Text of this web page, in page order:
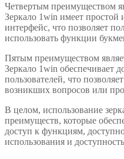
Четвертым преимуществом
Зеркало 1win имеет
интерфейс, что позволяет
использовать функции
Пятым преимуществом
Зеркало 1win обеспечивает
пользователей, что
возникших вопросов или
В целом, использование
преимуществ, которые
доступ к функциям,
использования и